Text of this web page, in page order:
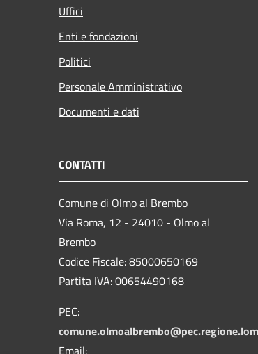
Uffici
Enti e fondazioni
Politici
Personale Amministrativo
Documenti e dati
CONTATTI
Comune di Olmo al Brembo
Via Roma, 12 - 24010 - Olmo al
Brembo
Codice Fiscale: 85000650169
Partita IVA: 00654490168
PEC:
Email: